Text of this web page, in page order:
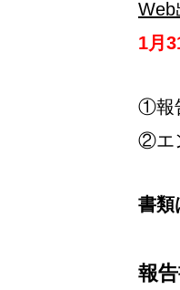
Web
1月
①報
②エ
書類
報